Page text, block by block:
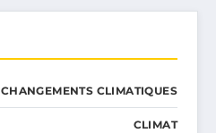
CHANGEMENTS CLIMATIQUES
CLIMAT